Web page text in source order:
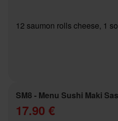
12 saumon rolls cheese, 1
SM8 - Menu Sushi Maki
17.90 €